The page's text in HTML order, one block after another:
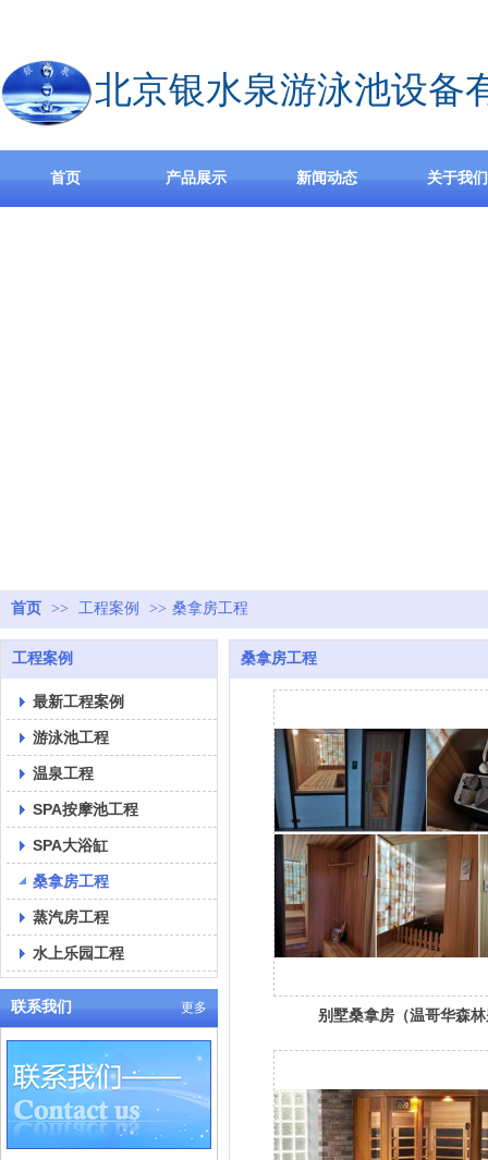
北京银水泉游泳池设备
首页 产品展示 新闻动态 关于我们
首页 >> 工程案例 >> 桑拿房工程
工程案例
最新工程案例
游泳池工程
温泉工程
SPA按摩池工程
SPA大浴缸
桑拿房工程
蒸汽房工程
水上乐园工程
联系我们 更多
桑拿房工程
别墅桑拿房（温哥华森